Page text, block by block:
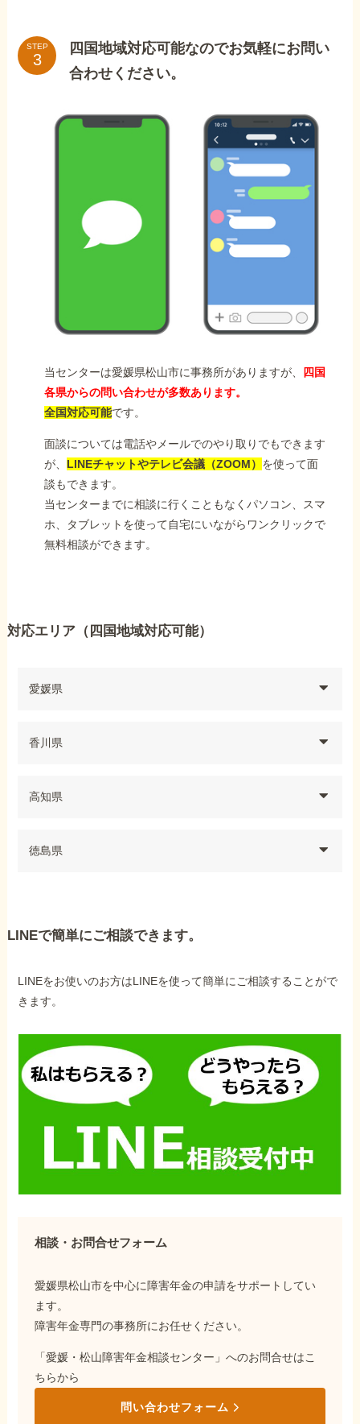
STEP
四国地域対応可能なのでお気軽にお問い
合わせください。
当センターは愛媛県松山市に事務所がありますが、
四国
各県からの問い合わせが多数あります。
全国対応可能です。
面談については電話やメールでのやり取りでもできます
が、 LINEチャットやテレビ会議（ZOOM） を使って面
談もできます。
当センターまでに相談に行くこともなくパソコン、スマ
ホ、タブレットを使って自宅にいながらワンクリックで
無料相談ができます。
対応エリア（四国地域対応可能）
愛媛県
香川県
高知県
徳島県
LINEで簡単にご相談できます。
LINEをお使いのお方はLINEを使って簡単にご相談することがで
きます。
相談・お問合せフォーム
愛媛県松山市を中心に障害年金の申請をサポートしてい
ます。
障害年金専門の事務所にお任せください。
「愛媛・松山障害年金相談センター」へのお問合せはこ
ちらから
問い合わせフォーム